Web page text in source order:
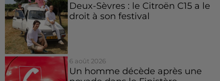
Deux-Sèvres : le Citroën C15 a le
droit à son festival
6 août 2026
Un homme décède après une